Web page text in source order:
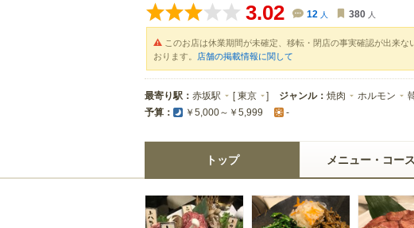
3.02 12 人 380 人
このお店は休業期間が未確定、移転・閉店の事実確認が出来
おります。 店舗の掲載情報に関して
最寄り駅： 赤坂駅 [東京 ] ジャンル： 焼肉 ホルモン
予算： ￥5,000～￥5,999 -
トップ メニュー・コース